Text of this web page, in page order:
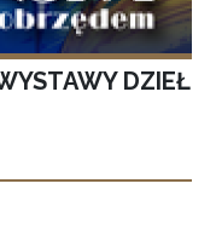
DZIEŁ